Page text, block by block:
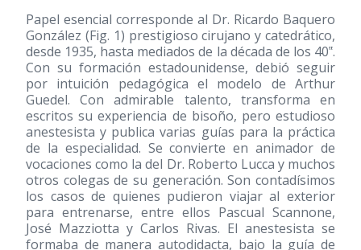
Papel esencial corresponde al Dr. Ricardo Baquero
González (Fig. 1) prestigioso cirujano y catedrático,
desde 1935, hasta mediados de la década de los 40‟.
Con su formación estadounidense, debió seguir
por intuición pedagógica el modelo de Arthur
Guedel. Con admirable talento, transforma en
escritos su experiencia de bisoño, pero estudioso
anestesista y publica varias guías para la práctica
de la especialidad. Se convierte en animador de
vocaciones como la del Dr. Roberto Lucca y muchos
otros colegas de su generación. Son contadísimos
los casos de quienes pudieron viajar al exterior
para entrenarse, entre ellos Pascual Scannone,
José Mazziotta y Carlos Rivas. El anestesista se
formaba de manera autodidacta, bajo la guía de